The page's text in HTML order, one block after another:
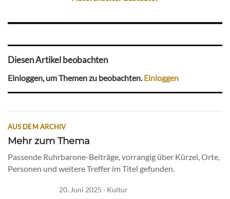
Diesen Artikel beobachten
Einloggen, um Themen zu beobachten.Einloggen
AUS DEM ARCHIV
Mehr zum Thema
Passende Ruhrbarone-Beiträge, vorrangig über Kürzel, Orte,
Personen und weitere Treffer im Titel gefunden.
20. Juni 2025 · Kultur